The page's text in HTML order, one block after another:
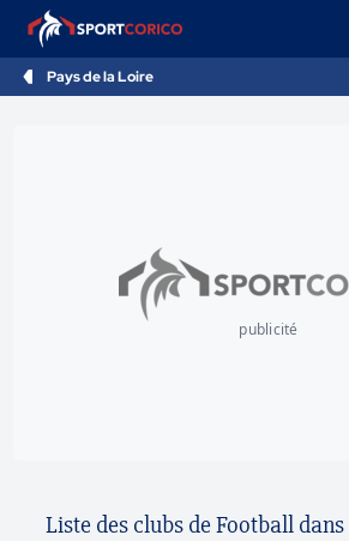
Pays de la Loire
publicité
Liste des clubs de Football